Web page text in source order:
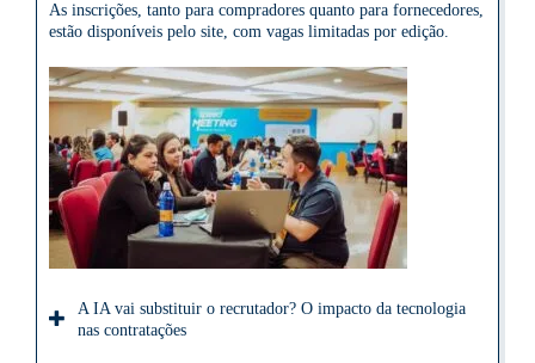
As inscrições, tanto para compradores quanto para fornecedores,
estão disponíveis pelo site, com vagas limitadas por edição.
A IA vai substituir o recrutador? O impacto da tecnologia
nas contratações